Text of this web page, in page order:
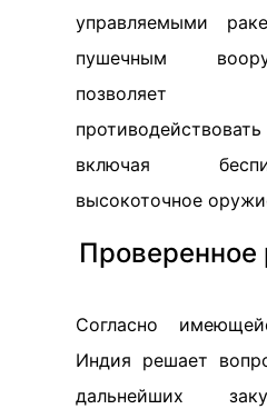
управляемыми
пушечным
позволяет
включая
высокоточное
Согласно
Индия решает
дальнейших